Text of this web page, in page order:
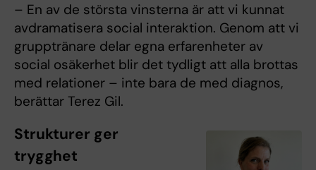
– En av de största vinsterna är att vi kunnat
avdramatisera social interaktion. Genom att vi
grupptränare delar egna erfarenheter av
social osäkerhet blir det tydligt att alla brottas
med relationer – inte bara de med diagnos,
berättar Terez Gil.
Strukturer ger
trygghet